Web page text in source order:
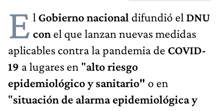
E l Gobierno nacional difundió el DNU
con el que lanzan nuevas medidas
aplicables contra la pandemia de COVID-
19 a lugares en "alto riesgo
epidemiológico y sanitario" o en
"situación de alarma epidemiológica y